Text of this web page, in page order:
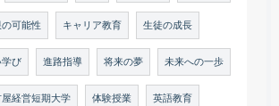
可能性 キャリア教育 生徒の成長
び 進路指導 将来の夢 未来への一歩
経営短期大学 体験授業 英語教育